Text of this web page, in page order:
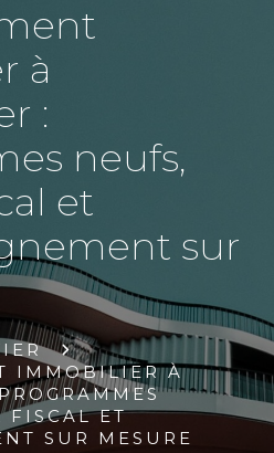
à
:
neufs,
et
sur
IMMOBILIER À
FISCAL ET
SUR MESURE